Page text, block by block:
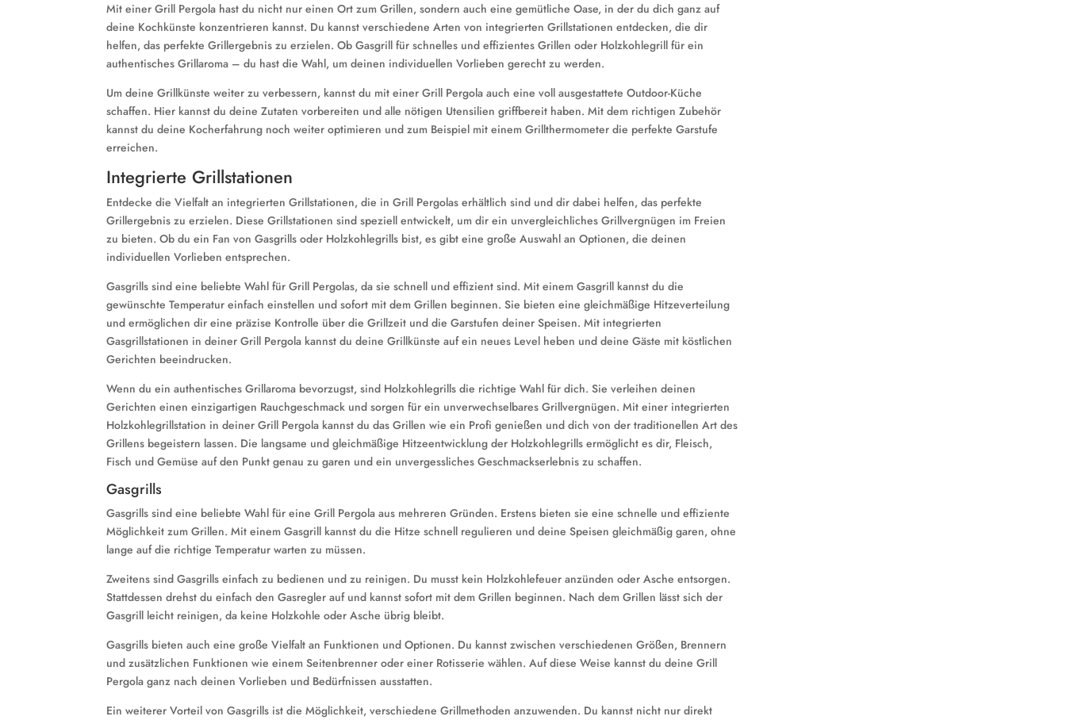
Mit einer Grill Pergola hast du nicht nur einen Ort zum Grillen, sondern auch eine gemütliche Oase, in der du dich ganz auf
deine Kochkünste konzentrieren kannst. Du kannst verschiedene Arten von integrierten Grillstationen entdecken, die dir
helfen, das perfekte Grillergebnis zu erzielen. Ob Gasgrill für schnelles und effizientes Grillen oder Holzkohlegrill für ein
authentisches Grillaroma – du hast die Wahl, um deinen individuellen Vorlieben gerecht zu werden.
Um deine Grillkünste weiter zu verbessern, kannst du mit einer Grill Pergola auch eine voll ausgestattete Outdoor-Küche
schaffen. Hier kannst du deine Zutaten vorbereiten und alle nötigen Utensilien griffbereit haben. Mit dem richtigen Zubehör
kannst du deine Kocherfahrung noch weiter optimieren und zum Beispiel mit einem Grillthermometer die perfekte Garstufe
erreichen.
Integrierte Grillstationen
Entdecke die Vielfalt an integrierten Grillstationen, die in Grill Pergolas erhältlich sind und dir dabei helfen, das perfekte
Grillergebnis zu erzielen. Diese Grillstationen sind speziell entwickelt, um dir ein unvergleichliches Grillvergnügen im Freien
zu bieten. Ob du ein Fan von Gasgrills oder Holzkohlegrills bist, es gibt eine große Auswahl an Optionen, die deinen
individuellen Vorlieben entsprechen.
Gasgrills sind eine beliebte Wahl für Grill Pergolas, da sie schnell und effizient sind. Mit einem Gasgrill kannst du die
gewünschte Temperatur einfach einstellen und sofort mit dem Grillen beginnen. Sie bieten eine gleichmäßige Hitzeverteilung
und ermöglichen dir eine präzise Kontrolle über die Grillzeit und die Garstufen deiner Speisen. Mit integrierten
Gasgrillstationen in deiner Grill Pergola kannst du deine Grillkünste auf ein neues Level heben und deine Gäste mit köstlichen
Gerichten beeindrucken.
Wenn du ein authentisches Grillaroma bevorzugst, sind Holzkohlegrills die richtige Wahl für dich. Sie verleihen deinen
Gerichten einen einzigartigen Rauchgeschmack und sorgen für ein unverwechselbares Grillvergnügen. Mit einer integrierten
Holzkohlegrillstation in deiner Grill Pergola kannst du das Grillen wie ein Profi genießen und dich von der traditionellen Art des
Grillens begeistern lassen. Die langsame und gleichmäßige Hitzeentwicklung der Holzkohlegrills ermöglicht es dir, Fleisch,
Fisch und Gemüse auf den Punkt genau zu garen und ein unvergessliches Geschmackserlebnis zu schaffen.
Gasgrills
Gasgrills sind eine beliebte Wahl für eine Grill Pergola aus mehreren Gründen. Erstens bieten sie eine schnelle und effiziente
Möglichkeit zum Grillen. Mit einem Gasgrill kannst du die Hitze schnell regulieren und deine Speisen gleichmäßig garen, ohne
lange auf die richtige Temperatur warten zu müssen.
Zweitens sind Gasgrills einfach zu bedienen und zu reinigen. Du musst kein Holzkohlefeuer anzünden oder Asche entsorgen.
Stattdessen drehst du einfach den Gasregler auf und kannst sofort mit dem Grillen beginnen. Nach dem Grillen lässt sich der
Gasgrill leicht reinigen, da keine Holzkohle oder Asche übrig bleibt.
Gasgrills bieten auch eine große Vielfalt an Funktionen und Optionen. Du kannst zwischen verschiedenen Größen, Brennern
und zusätzlichen Funktionen wie einem Seitenbrenner oder einer Rotisserie wählen. Auf diese Weise kannst du deine Grill
Pergola ganz nach deinen Vorlieben und Bedürfnissen ausstatten.
Ein weiterer Vorteil von Gasgrills ist die Möglichkeit, verschiedene Grillmethoden anzuwenden. Du kannst nicht nur direkt